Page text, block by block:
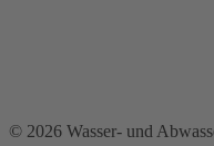
© 2026 Wasser- und